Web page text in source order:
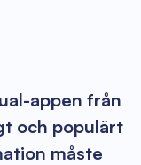
appen från
och populärt
måste